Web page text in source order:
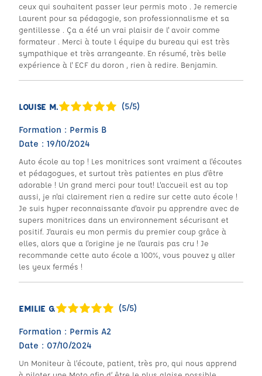
ceux qui souhaitent passer leur permis moto . Je remercie
Laurent pour sa pédagogie, son professionnalisme et sa
gentillesse . Ça a été un vrai plaisir de l' avoir comme
formateur . Merci à toute l équipe du bureau qui est très
sympathique et très arrangeante. En résumé, très belle
expérience à l' ECF du doron , rien à redire. Benjamin.
LOUISE M. (5/5)
Formation : Permis B
Date : 19/10/2024
Auto école au top ! Les monitrices sont vraiment a l'écoutes
et pédagogues, et surtout très patientes en plus d'être
adorable ! Un grand merci pour tout! L'accueil est au top
aussi, je n'ai clairement rien a redire sur cette auto école !
Je suis hyper reconnaissante d'avoir pu apprendre avec de
supers monitrices dans un environnement sécurisant et
positif. J'aurais eu mon permis du premier coup grâce à
elles, alors que a l'origine je ne l'aurais pas cru ! Je
recommande cette auto école a 100%, vous pouvez y aller
les yeux fermés !
EMILIE G. (5/5)
Formation : Permis A2
Date : 07/10/2024
Un Moniteur à l’écoute, patient, très pro, qui nous apprend